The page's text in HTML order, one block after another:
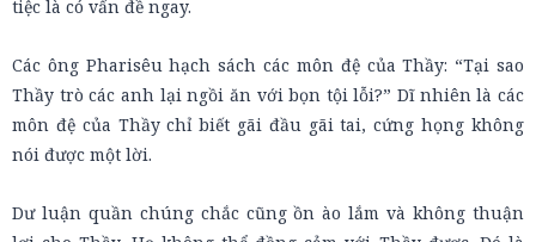
tiệc là có vấn đề ngay.
Các ông Pharisêu hạch sách các môn đệ của Thầy: “Tại sao
Thầy trò các anh lại ngồi ăn với bọn tội lỗi?” Dĩ nhiên là các
môn đệ của Thầy chỉ biết gãi đầu gãi tai, cứng họng không
nói được một lời.
Dư luận quần chúng chắc cũng ồn ào lắm và không thuận